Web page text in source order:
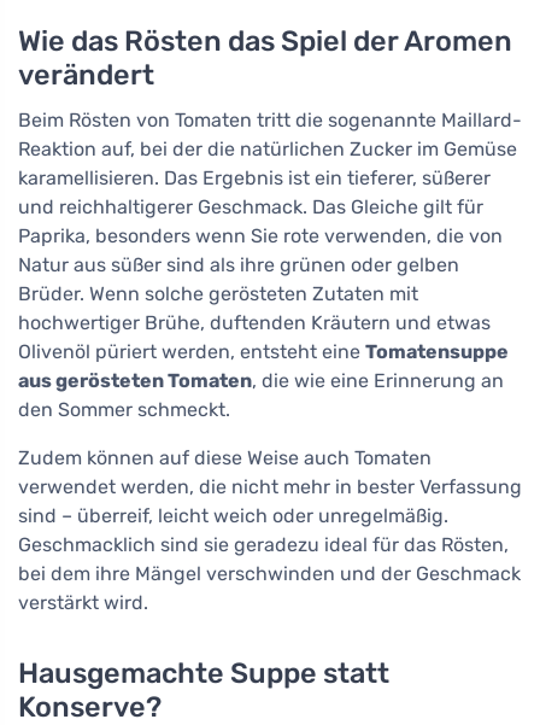
Wie das Rösten das Spiel der Aromen
verändert
Beim Rösten von Tomaten tritt die sogenannte Maillard-
Reaktion auf, bei der die natürlichen Zucker im Gemüse
karamellisieren. Das Ergebnis ist ein tieferer, süßerer
und reichhaltigerer Geschmack. Das Gleiche gilt für
Paprika, besonders wenn Sie rote verwenden, die von
Natur aus süßer sind als ihre grünen oder gelben
Brüder. Wenn solche gerösteten Zutaten mit
hochwertiger Brühe, duftenden Kräutern und etwas
Olivenöl püriert werden, entsteht eine Tomatensuppe
aus gerösteten Tomaten, die wie eine Erinnerung an
den Sommer schmeckt.
Zudem können auf diese Weise auch Tomaten
verwendet werden, die nicht mehr in bester Verfassung
sind – überreif, leicht weich oder unregelmäßig.
Geschmacklich sind sie geradezu ideal für das Rösten,
bei dem ihre Mängel verschwinden und der Geschmack
verstärkt wird.
Hausgemachte Suppe statt
Konserve?